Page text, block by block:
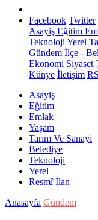
Facebook Twitter
Asayiş Eğitim
Teknoloji Yerel
Gündem İlçe -
Ekonomi Siyaset
Künye İletişim
Asayiş
Eğitim
Emlak
Yaşam
Tarım Ve Sanayi
Belediye
Teknoloji
Yerel
Resmî İlan
Anasayfa Gündem